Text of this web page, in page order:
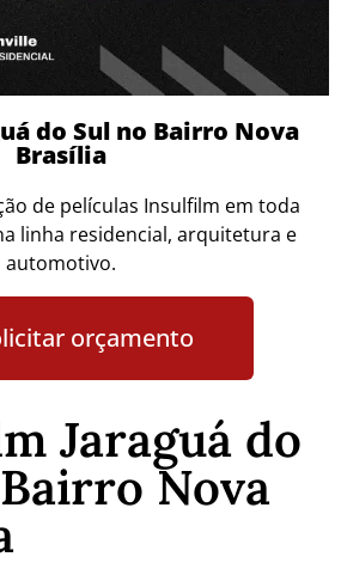
do Sul no Bairro Nova
Brasília
de películas Insulfilm em toda
linha residencial, arquitetura e
automotivo.
orçamento
Jaraguá do
Nova